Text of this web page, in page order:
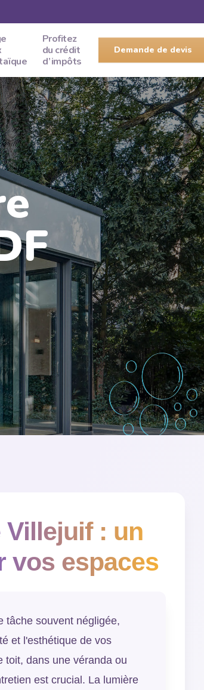
Profitez
du crédit
d’impôts
Demande de devis
Villejuif : un
vos espaces
tâche souvent négligée,
et l'esthétique de vos
toit, dans une véranda ou
est crucial. La lumière